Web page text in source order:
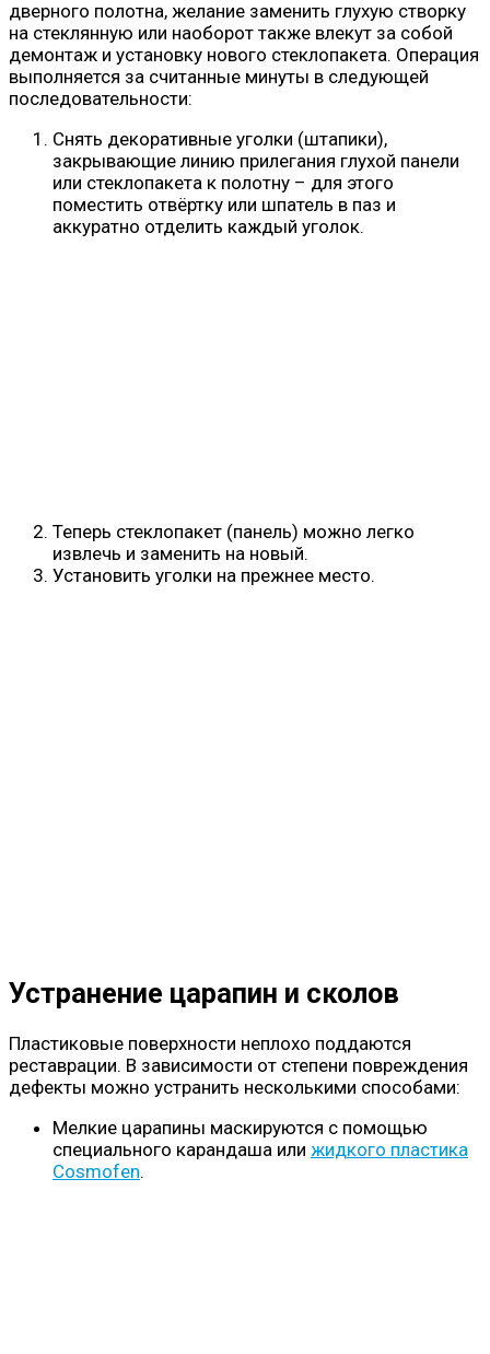
дверного полотна, желание заменить глухую створку
на стеклянную или наоборот также влекут за собой
демонтаж и установку нового стеклопакета. Операция
выполняется за считанные минуты в следующей
последовательности:
Снять декоративные уголки (штапики),
закрывающие линию прилегания глухой панели
или стеклопакета к полотну – для этого
поместить отвёртку или шпатель в паз и
аккуратно отделить каждый уголок.
Теперь стеклопакет (панель) можно легко
извлечь и заменить на новый.
Установить уголки на прежнее место.
Устранение царапин и сколов
Пластиковые поверхности неплохо поддаются
реставрации. В зависимости от степени повреждения
дефекты можно устранить несколькими способами:
Мелкие царапины маскируются с помощью
специального карандаша или жидкого пластика
Cosmofen.